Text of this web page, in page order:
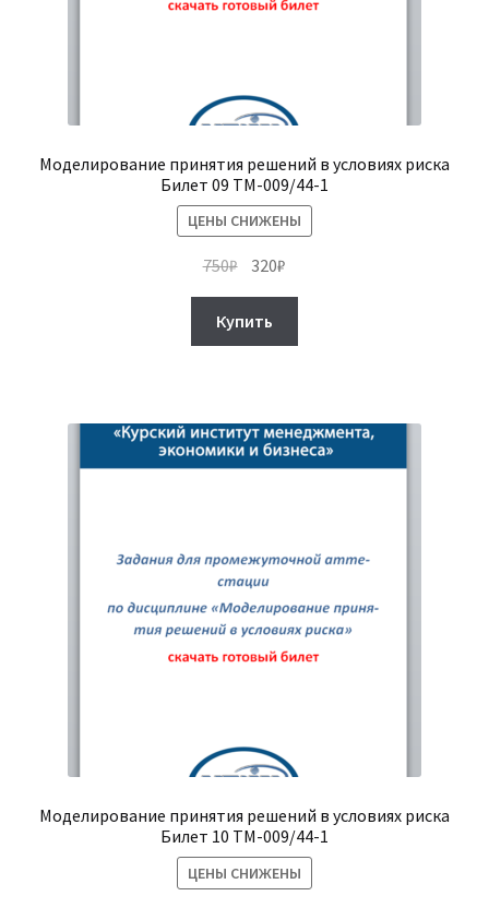
Моделирование принятия решений в условиях риска
Билет 09 ТМ-009/44-1
ЦЕНЫ СНИЖЕНЫ
750₽ Первоначальная
цена
составляла
750₽.
320₽
цена:
Купить
Моделирование принятия решений в условиях риска
Билет 10 ТМ-009/44-1
ЦЕНЫ СНИЖЕНЫ